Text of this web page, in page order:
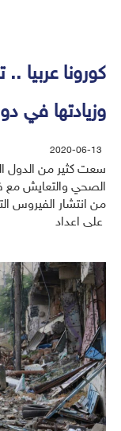
كورونا عربيا
وزيادتها في
2020-06-13
سعت كثير من الدول
من انتشار الفيروس
على اعداد